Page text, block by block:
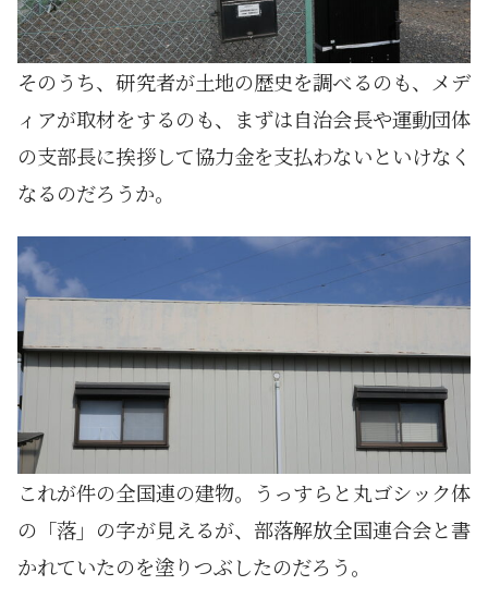
そのうち、研究者が土地の歴史を調べるのも、メデ
ィアが取材をするのも、まずは自治会長や運動団体
の支部長に挨拶して協力金を支払わないといけなく
なるのだろうか。
これが件の全国連の建物。うっすらと丸ゴシック体
の「落」の字が見えるが、部落解放全国連合会と書
かれていたのを塗りつぶしたのだろう。